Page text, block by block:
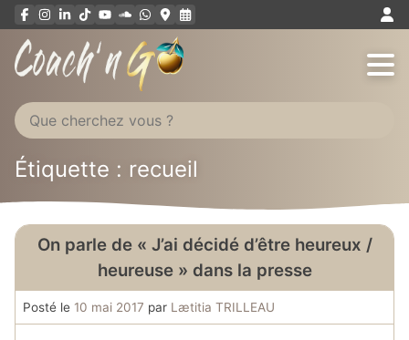
Aller
au
Étiquette : recueil
On parle de « J’ai décidé d’être heureux /
heureuse » dans la presse
Posté le 10 mai 2017 par Lætitia TRILLEAU